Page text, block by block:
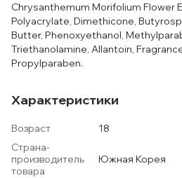
Chrysanthemum Morifolium Flower
Polyacrylate, Dimethicone,
Butter, Phenoxyethanol,
Triethanolamine, Allantoin,
Propylparaben.
Характеристики
Возраст
18
Страна-
производитель
товара
Южная Корея